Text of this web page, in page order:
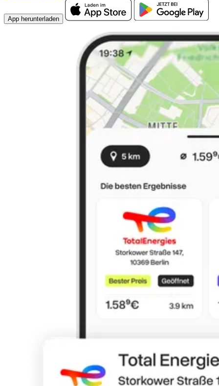
App herunterladen